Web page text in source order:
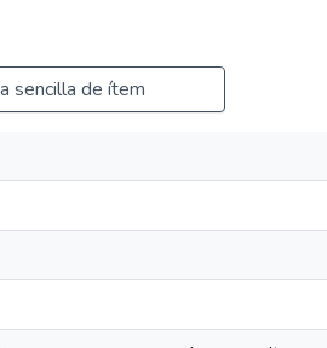
sencilla de ítem